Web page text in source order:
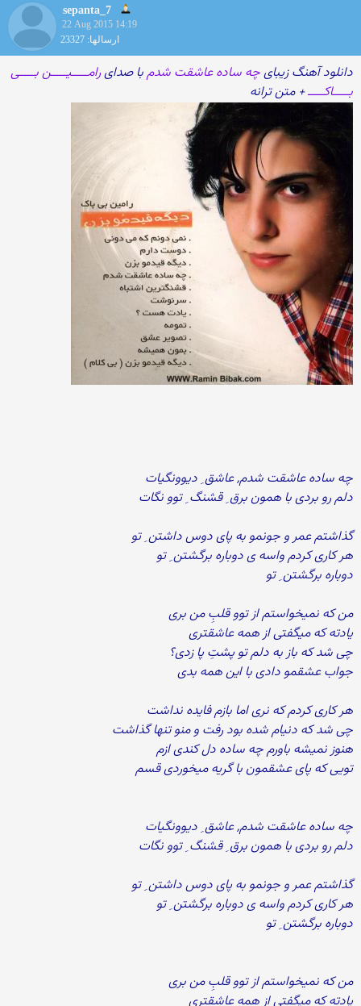
sepanta_7
22 Aug 2015 14:19
ارسالها: 23327
دانلود آهنگ زیبایچه ساده عاشقت شدمبا صدایرامـــــیـــــن بـــــی
بـــــاکـــــ+ متن ترانه
چه ساده عاشقت شدم, عاشق ِ دیوونگیات
دلم رو بردی با همون برق ِ قشنگ ِ توو نگات
گذاشتم عمر و جونمو به پای دوس داشتن ِ تو
هر کاری کردم واسه ی دوباره برگشتن ِ تو
دوباره برگشتن ِ تو
من که نمیخواستم از توو قلبِ من بری
یادته که میگفتی از همه عاشقتری
چی شد که باز به دلم تو پشتِ پا زدی؟
جواب عشقمو دادی با این همه بدی
هر کاری کردم که نری اما بازم فایده نداشت
چی شد که دنیام شده بود رفت و منو تنها گذاشت
هنوز نمیشه باورم چه ساده دل کندی ازم
تویی که پای عشقمون با گریه میخوردی قسم
چه ساده عاشقت شدم, عاشق ِ دیوونگیات
دلم رو بردی با همون برق ِ قشنگ ِ توو نگات
گذاشتم عمر و جونمو به پای دوس داشتن ِ تو
هر کاری کردم واسه ی دوباره برگشتن ِ تو
دوباره برگشتن ِ تو
من که نمیخواستم از توو قلبِ من بری
یادته که میگفتی از همه عاشقتری